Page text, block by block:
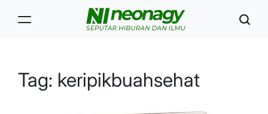
Tag: keripikbuahsehat